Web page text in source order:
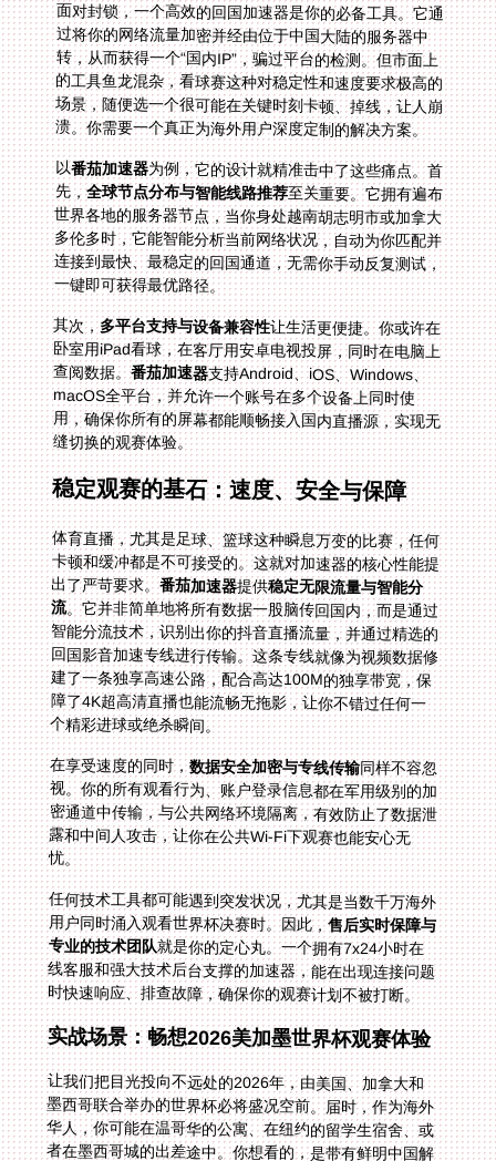
面对封锁，一个高效的回国加速器是你的必备工具。它通
过将你的网络流量加密并经由位于中国大陆的服务器中
转，从而获得一个“国内IP”，骗过平台的检测。但市面上
的工具鱼龙混杂，看球赛这种对稳定性和速度要求极高的
场景，随便选一个很可能在关键时刻卡顿、掉线，让人崩
溃。你需要一个真正为海外用户深度定制的解决方案。
以番茄加速器为例，它的设计就精准击中了这些痛点。首
先，全球节点分布与智能线路推荐至关重要。它拥有遍布
世界各地的服务器节点，当你身处越南胡志明市或加拿大
多伦多时，它能智能分析当前网络状况，自动为你匹配并
连接到最快、最稳定的回国通道，无需你手动反复测试，
一键即可获得最优路径。
其次，多平台支持与设备兼容性让生活更便捷。你或许在
卧室用iPad看球，在客厅用安卓电视投屏，同时在电脑上
查阅数据。番茄加速器支持Android、iOS、Windows、
macOS全平台，并允许一个账号在多个设备上同时使
用，确保你所有的屏幕都能顺畅接入国内直播源，实现无
缝切换的观赛体验。
稳定观赛的基石：速度、安全与保障
体育直播，尤其是足球、篮球这种瞬息万变的比赛，任何
卡顿和缓冲都是不可接受的。这就对加速器的核心性能提
出了严苛要求。番茄加速器提供稳定无限流量与智能分
流。它并非简单地将所有数据一股脑传回国内，而是通过
智能分流技术，识别出你的抖音直播流量，并通过精选的
回国影音加速专线进行传输。这条专线就像为视频数据修
建了一条独享高速公路，配合高达100M的独享带宽，保
障了4K超高清直播也能流畅无拖影，让你不错过任何一
个精彩进球或绝杀瞬间。
在享受速度的同时，数据安全加密与专线传输同样不容忽
视。你的所有观看行为、账户登录信息都在军用级别的加
密通道中传输，与公共网络环境隔离，有效防止了数据泄
露和中间人攻击，让你在公共Wi-Fi下观赛也能安心无
忧。
任何技术工具都可能遇到突发状况，尤其是当数千万海外
用户同时涌入观看世界杯决赛时。因此，售后实时保障与
专业的技术团队就是你的定心丸。一个拥有7x24小时在
线客服和强大技术后台支撑的加速器，能在出现连接问题
时快速响应、排查故障，确保你的观赛计划不被打断。
实战场景：畅想2026美加墨世界杯观赛体验
让我们把目光投向不远处的2026年，由美国、加拿大和
墨西哥联合举办的世界杯必将盛况空前。届时，作为海外
华人，你可能在温哥华的公寓、在纽约的留学生宿舍、或
者在墨西哥城的出差途中。你想看的，是带有鲜明中国解